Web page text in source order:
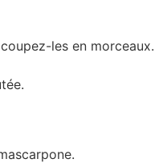
les en morceaux.